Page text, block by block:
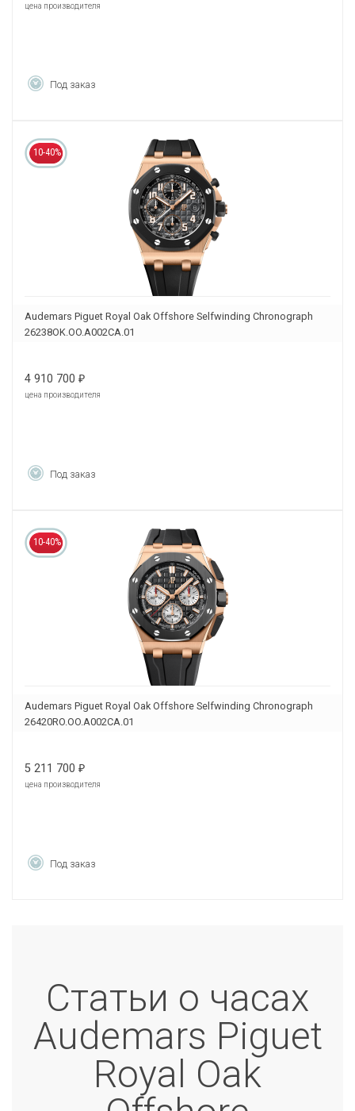
цена производителя
Под заказ
10-40%
Audemars Piguet Royal Oak Offshore Selfwinding Chronograph
26238OK.OO.A002CA.01
4 910 700 ₽
цена производителя
Под заказ
10-40%
Audemars Piguet Royal Oak Offshore Selfwinding Chronograph
26420RO.OO.A002CA.01
5 211 700 ₽
цена производителя
Под заказ
Статьи о часах
Audemars Piguet
Royal Oak